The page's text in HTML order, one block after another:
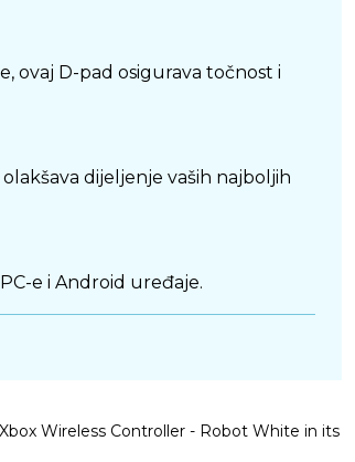
ovaj D-pad osigurava točnost i
dijeljenje vaših najboljih
e i Android uređaje.
i namjenskim gumbom za
Wireless Controller - Robot White in its